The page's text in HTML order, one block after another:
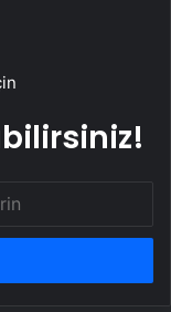
Dijital